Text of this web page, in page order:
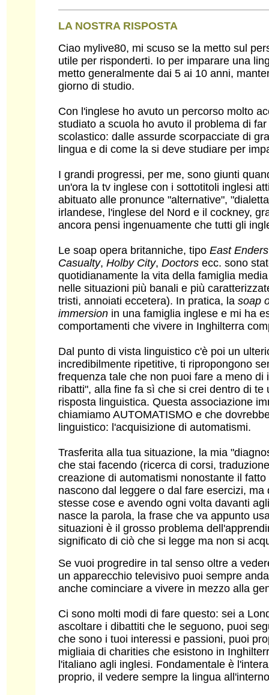
LA NOSTRA RISPOSTA
Ciao mylive80, mi scuso se la metto sul
utile per risponderti. Io per imparare una
metto generalmente dai 5 ai 10 anni,
giorno di studio.
Con l'inglese ho avuto un percorso molto
studiato a scuola ho avuto il problema di
scolastico: dalle assurde scorpacciate di
lingua e di come la si deve studiare per
I grandi progressi, per me, sono giunti
un'ora la tv inglese con i sottotitoli inglesi
abituato alle pronunce "alternative",
irlandese, l'inglese del Nord e il cockney,
ancora pensi ingenuamente che tutti gli
Le soap opera britanniche, tipo East Enders
Casualty, Holby City, Doctors ecc. sono
quotidianamente la vita della famiglia
nelle situazioni più banali e più
tristi, annoiati eccetera). In pratica, la soap
immersion in una famiglia inglese e mi ha
comportamenti che vivere in Inghilterra
Dal punto di vista linguistico c'è poi un
incredibilmente ripetitive, ti ripropongono
frequenza tale che non puoi fare a meno
ribatti", alla fine fa sì che si crei dentro di
risposta linguistica. Questa associazione
chiamiamo AUTOMATISMO e che
linguistico: l'acquisizione di automatismi.
Trasferita alla tua situazione, la mia
che stai facendo (ricerca di corsi,
creazione di automatismi nonostante il
nascono dal leggere o dal fare esercizi,
stesse cose e avendo ogni volta davanti
nasce la parola, la frase che va appunto
situazioni è il grosso problema
significato di ciò che si legge ma non si
Se vuoi progredire in tal senso oltre a
un apparecchio televisivo puoi sempre
anche cominciare a vivere in mezzo alla
Ci sono molti modi di fare questo: sei a
ascoltare i dibattiti che le seguono, puoi
che sono i tuoi interessi e passioni, puoi
migliaia di charities che esistono in
l'italiano agli inglesi. Fondamentale è
proprio, il vedere sempre la lingua